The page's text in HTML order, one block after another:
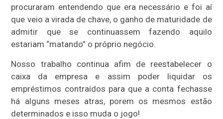
procuraram entendendo que era necessário e foi aí
que veio a virada de chave, o ganho de maturidade de
admitir que se continuassem fazendo aquilo
estariam “matando” o próprio negócio.
Nosso trabalho continua afim de reestabelecer o
caixa da empresa e assim poder liquidar os
empréstimos contraídos para que a conta fechasse
há alguns meses atras, porem os mesmos estão
determinados e isso muda o jogo!